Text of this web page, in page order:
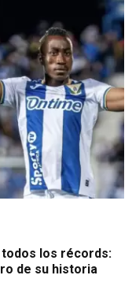
todos los récords:
de su historia